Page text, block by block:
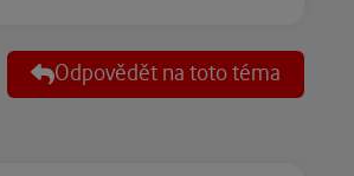
Odpovědět na toto téma